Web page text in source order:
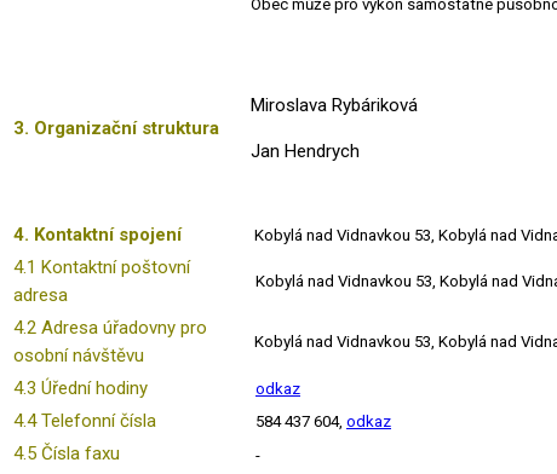
Obec může pro výkon samostatné
3. Organizační struktura
Miroslava Rybáriková
Jan Hendrych
4. Kontaktní spojení Kobylá nad Vidnavkou 53, Kobylá nad
4.1 Kontaktní poštovní
adresa
Kobylá nad Vidnavkou 53, Kobylá nad
4.2 Adresa úřadovny pro
osobní návštěvu
Kobylá nad Vidnavkou 53, Kobylá nad
4.3 Úřední hodiny odkaz
4.4 Telefonní čísla 584 437 604, odkaz
4.5 Čísla faxu -